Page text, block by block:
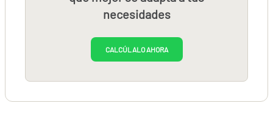
necesidades
CALCÚLALO AHORA